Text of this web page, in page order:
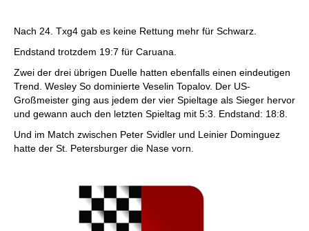
Nach 24. Txg4 gab es keine Rettung mehr für Schwarz.
Endstand trotzdem 19:7 für Caruana.
Zwei der drei übrigen Duelle hatten ebenfalls einen eindeutigen
Trend. Wesley So dominierte Veselin Topalov. Der US-
Großmeister ging aus jedem der vier Spieltage als Sieger hervor
und gewann auch den letzten Spieltag mit 5:3. Endstand: 18:8.
Und im Match zwischen Peter Svidler und Leinier Dominguez
hatte der St. Petersburger die Nase vorn.